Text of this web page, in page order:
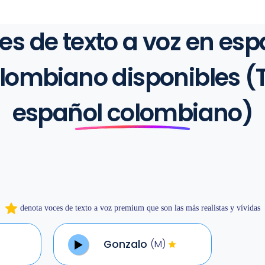
de texto a voz en
disponibles
español colombiano)
denota voces de texto a voz premium que son las más realistas y vívidas
Gonzalo (M)